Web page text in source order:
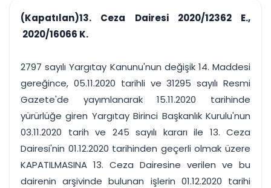
Duruşma ve görev
takvimi
Hatırlatma ve
takibi
Tek panelde uçtan uca yönetim
UYAP & UETS entegrasyonundan finansa, hepsi bir arada.
Tüm özellikleri inceleyin Ücretsiz Başlayın
(Kapatılan)13. Ceza Dairesi 2020/12362 E.,
2020/16066 K.
2797 sayılı Yargıtay Kanunu'nun değişik 14. Maddesi
gereğince, 05.11.2020 tarihli ve 31295 sayılı Resmi
Gazete'de yayımlanarak 15.11.2020 tarihinde
yürürlüğe giren Yargıtay Birinci Başkanlık Kurulu'nun
03.11.2020 tarih ve 245 sayılı kararı ile 13. Ceza
Dairesi'nin 01.12.2020 tarihinden geçerli olmak üzere
KAPATILMASINA 13. Ceza Dairesine verilen ve bu
dairenin arşivinde bulunan işlerin 01.12.2020 tarihi